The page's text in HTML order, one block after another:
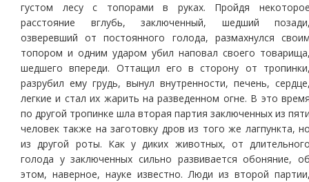
густом лесу с топорами в руках. Пройдя
расстояние вглубь, заключенный, шедший
озверевший от постоянного голода, размахнулся
топором и одним ударом убил наповал своего
шедшего впереди. Оттащил его в сторону от
разрубил ему грудь, вынул внутренности, печень,
легкие и стал их жарить на разведенном огне. В это
по другой тропинке шла вторая партия заключенных из
человек также на заготовку дров из того же лагпункта,
из другой роты. Как у диких животных, от
голода у заключенных сильно развивается обоняние,
этом, наверное, науке известно. Люди из второй